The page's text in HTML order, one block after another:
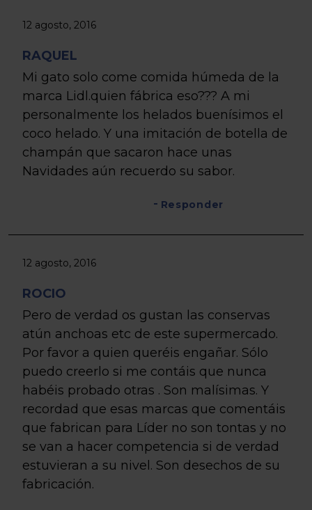
12 agosto, 2016
RAQUEL
Mi gato solo come comida húmeda de la
marca Lidl.quien fábrica eso??? A mi
personalmente los helados buenísimos el
coco helado. Y una imitación de botella de
champán que sacaron hace unas
Navidades aún recuerdo su sabor.
Responder
12 agosto, 2016
ROCIO
Pero de verdad os gustan las conservas
atún anchoas etc de este supermercado.
Por favor a quien queréis engañar. Sólo
puedo creerlo si me contáis que nunca
habéis probado otras . Son malísimas. Y
recordad que esas marcas que comentáis
que fabrican para Líder no son tontas y no
se van a hacer competencia si de verdad
estuvieran a su nivel. Son desechos de su
fabricación.